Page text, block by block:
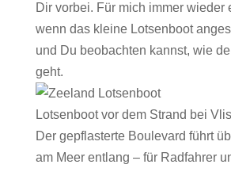
Dir vorbei. Für mich immer wieder
wenn das kleine Lotsenboot
und Du beobachten kannst, wie
geht.
Lotsenboot vor dem Strand bei
Der gepflasterte Boulevard führt
am Meer entlang – für Radfahrer